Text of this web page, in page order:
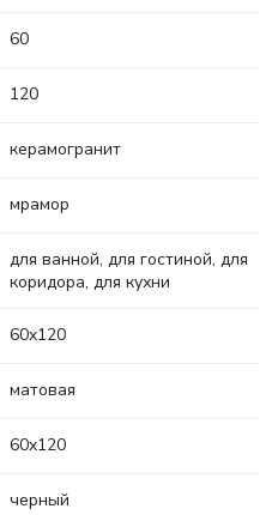
60
120
керамогранит
мрамор
для ванной, для гостиной, для
коридора, для кухни
60x120
матовая
60x120
черный